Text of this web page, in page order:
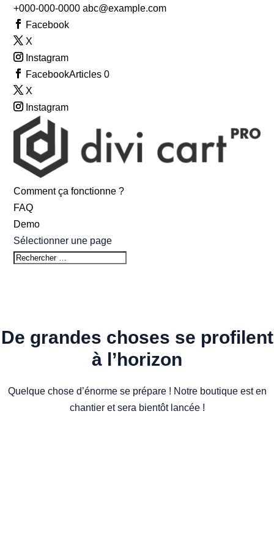
+000-000-0000 abc@example.com
Facebook
X
Instagram
Facebook
X
Instagram
Articles 0
Comment ça fonctionne ?
FAQ
Demo
Sélectionner une page
De grandes choses se profilent
à l’horizon
Quelque chose d’énorme se prépare ! Notre boutique est en
chantier et sera bientôt lancée !